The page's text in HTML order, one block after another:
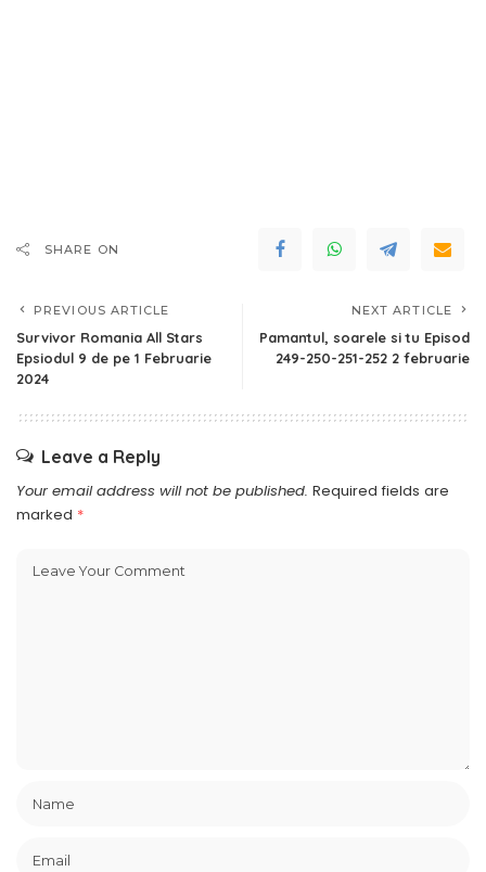
SHARE ON
PREVIOUS ARTICLE
Survivor Romania All Stars
Epsiodul 9 de pe 1 Februarie
2024
NEXT ARTICLE
Pamantul, soarele si tu Episod
249-250-251-252 2 februarie
Leave a Reply
Your email address will not be published. Required fields are
marked *